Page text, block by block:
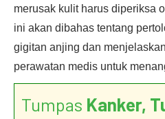
merusak kulit harus diperiksa
ini akan dibahas tentang
gigitan anjing dan
perawatan medis untuk
Tumpas Kanker,